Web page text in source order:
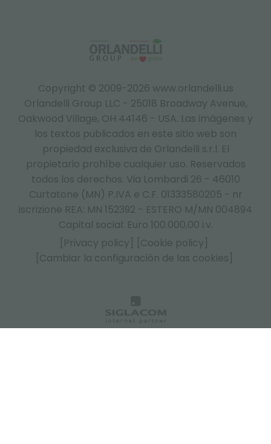
Copyright © 2009-2026 www.orlandelli.us
Orlandelli Group LLC - 25018 Broadway Avenue,
Oakwood Village, OH 44146 - USA. Las imágenes y
los textos publicados en este sitio web son
propiedad exclusiva de Orlandelli s.r.l. El
propietario prohíbe cualquier uso. Reservados
todos los derechos. Via Lombardi 26 - 46010
Curtatone (MN) P.IVA e C.F. 01333580205 - nr
iscrizione REA: MN 152392 - ESTERO M/MN 004894
Capital social: Euro 100.000,00 i.v.
[Privacy policy]
[Cookie policy]
[Cambiar la configuración de las cookies]